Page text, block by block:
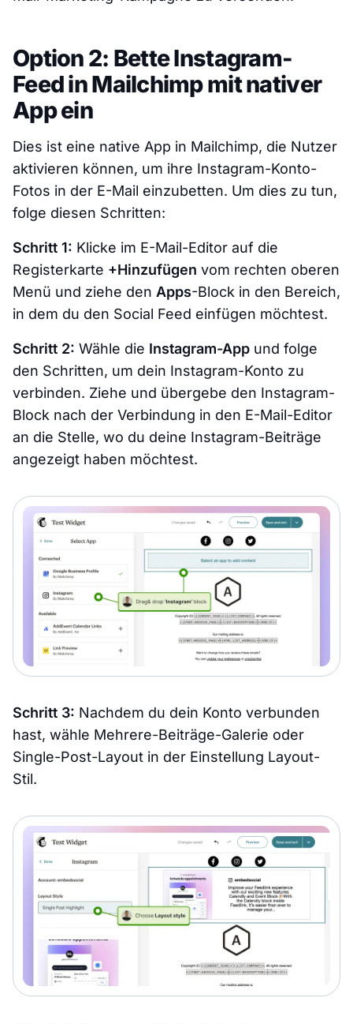
Option 2: Bette Instagram-
Feed in Mailchimp mit nativer
App ein
Dies ist eine native App in Mailchimp, die Nutzer
aktivieren können, um ihre Instagram-Konto-
Fotos in der E-Mail einzubetten. Um dies zu tun,
folge diesen Schritten:
Schritt 1: Klicke im E-Mail-Editor auf die
Registerkarte +Hinzufügen vom rechten oberen
Menü und ziehe den Apps-Block in den Bereich,
in dem du den Social Feed einfügen möchtest.
Schritt 2: Wähle die Instagram-App und folge
den Schritten, um dein Instagram-Konto zu
verbinden. Ziehe und übergebe den Instagram-
Block nach der Verbindung in den E-Mail-Editor
an die Stelle, wo du deine Instagram-Beiträge
angezeigt haben möchtest.
Schritt 3: Nachdem du dein Konto verbunden
hast, wähle Mehrere-Beiträge-Galerie oder
Single-Post-Layout in der Einstellung Layout-
Stil.